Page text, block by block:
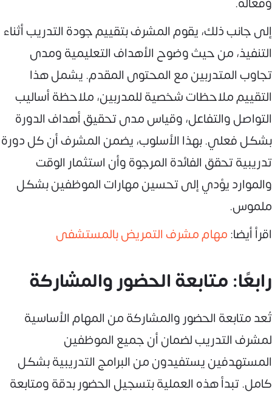
إلى جانب ذلك، يقوم المشرف بتقييم جودة التدريب أثناء
التنفيذ، من حيث وضوح الأهداف التعليمية ومدى
تجاوب المتدربين مع المحتوى المقدم. يشمل هذا
التقييم ملاحظات شخصية للمدربين، ملاحظة أساليب
التواصل والتفاعل، وقياس مدى تحقيق أهداف الدورة
بشكل فعلي. بهذا الأسلوب، يضمن المشرف أن كل دورة
تدريبية تحقق الفائدة المرجوة وأن استثمار الوقت
والموارد يؤدي إلى تحسين مهارات الموظفين بشكل
ملموس.
اقرأ أيضا:مهام مشرف التمريض بالمستشفى
رابعًا: متابعة الحضور والمشاركة
تُعد متابعة الحضور والمشاركة من المهام الأساسية
لمشرف التدريب لضمان أن جميع الموظفين
المستهدفين يستفيدون من البرامج التدريبية بشكل
كامل. تبدأ هذه العملية بتسجيل الحضور بدقة ومتابعة